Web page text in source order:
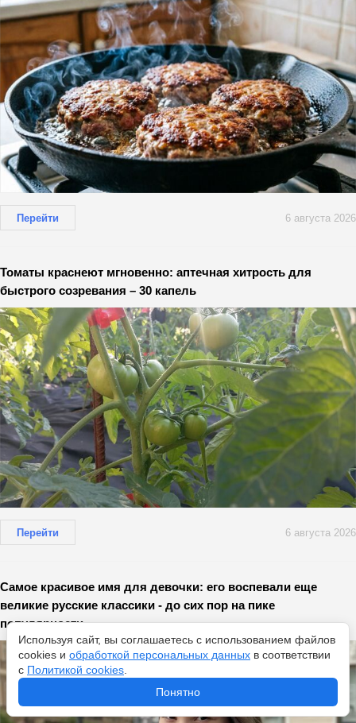
Перейти 6 августа 2026
Томаты краснеют мгновенно: аптечная хитрость для
быстрого созревания – 30 капель
Перейти 6 августа 2026
Самое красивое имя для девочки: его воспевали еще
великие русские классики - до сих пор на пике
популярности
Используя сайт, вы соглашаетесь с использованием файлов
cookies и обработкой персональных данных в соответствии
с Политикой cookies
Понятно